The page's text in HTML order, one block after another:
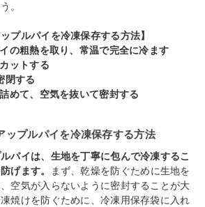
。
プルパイを冷凍保存する方法】
の粗熱を取り、常温で完全に冷ます
ットする
閉する
めて、空気を抜いて密封する
ップルパイを冷凍保存する方法
パイは、生地を丁寧に包んで冷凍するこ
げます。
まず、乾燥を防ぐために生地を
空気が入らないように密封することが大
焼けを防ぐために、冷凍用保存袋に入れ